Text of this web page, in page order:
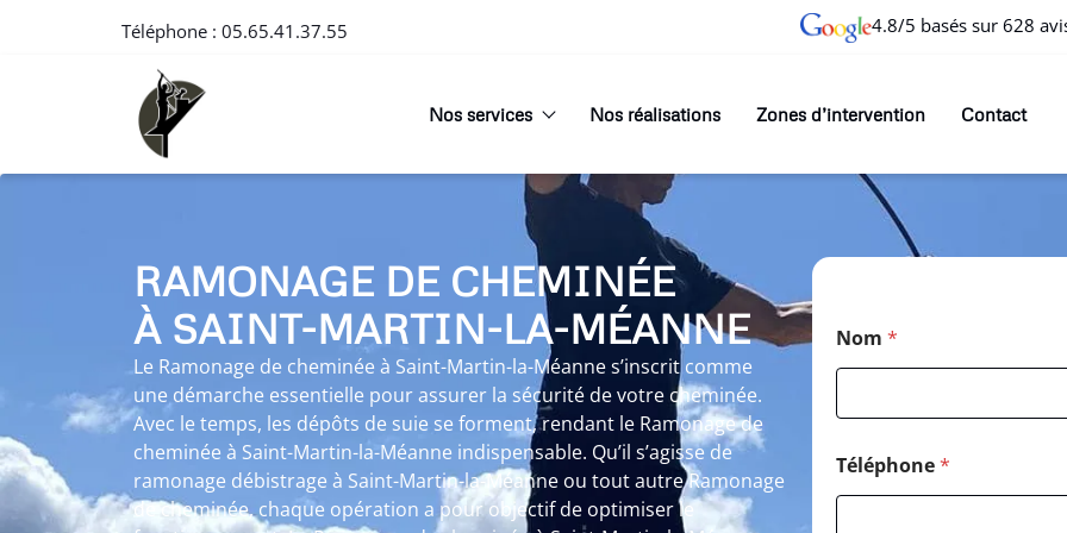
Téléphone : 05.65.41.37.55 4.8/5 basés sur 628
Nos services Nos réalisations Zones d’intervention Contact
RAMONAGE DE CHEMINÉE
À SAINT-MARTIN-LA-MÉANNE
Le Ramonage de cheminée à Saint-Martin-la-Méanne s’inscrit comme
une démarche essentielle pour assurer la sécurité de votre cheminée.
Avec le temps, les dépôts de suie se forment, rendant le Ramonage de
cheminée à Saint-Martin-la-Méanne indispensable. Qu’il s’agisse de
ramonage débistrage à Saint-Martin-la-Méanne ou tout autre Ramonage
de cheminée, chaque opération a pour objectif de optimiser le
Nom *
Téléphone*